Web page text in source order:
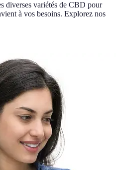
diverses variétés de CBD pour
à vos besoins. Explorez nos